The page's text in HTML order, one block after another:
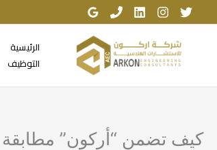
تخطي
إلى
الرئيسية
التوظيف
كيف تضمن “أركون” مطابقة